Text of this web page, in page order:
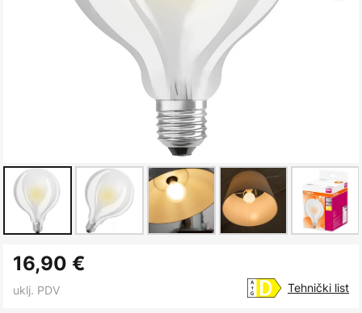
to
the
16,90 €
uklj. PDV Tehnički list